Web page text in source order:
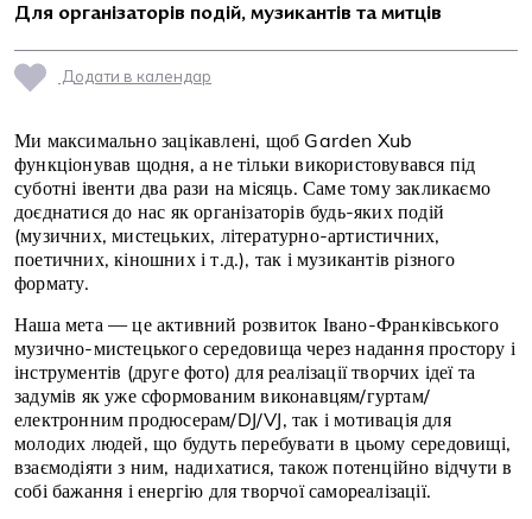
Для організаторів подій, музикантів та митців
Додати в календар
Ми максимально зацікавлені, щоб Garden Xub
функціонував щодня, а не тільки використовувався під
суботні івенти два рази на місяць. Саме тому закликаємо
доєднатися до нас як організаторів будь-яких подій
(музичних, мистецьких, літературно-артистичних,
поетичних, кіношних і т.д.), так і музикантів різного
формату.
Наша мета — це активний розвиток Івано-Франківського
музично-мистецького середовища через надання простору і
інструментів (друге фото) для реалізації творчих ідеї та
задумів як уже сформованим виконавцям/гуртам/
електронним продюсерам/DJ/VJ, так і мотивація для
молодих людей, що будуть перебувати в цьому середовищі,
взаємодіяти з ним, надихатися, також потенційно відчути в
собі бажання і енергію для творчої самореалізації.